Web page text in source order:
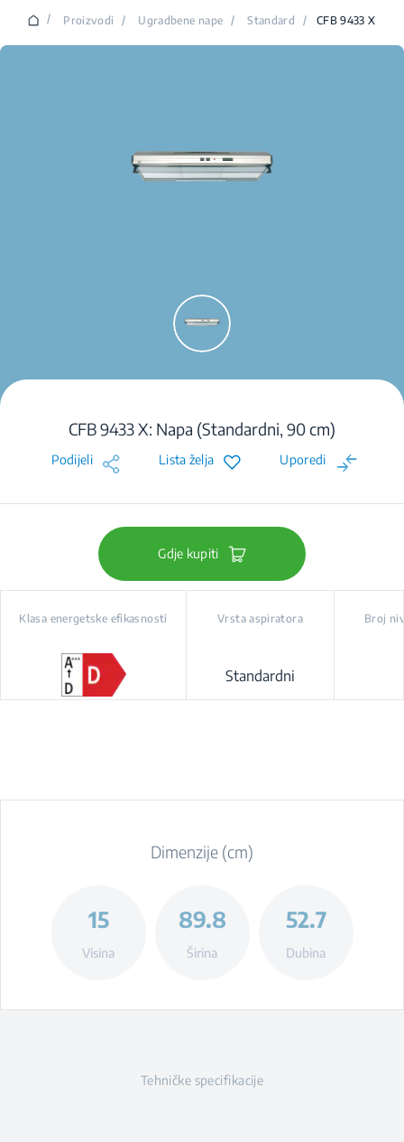
/ Proizvodi / Ugradbene nape / Standard / CFB 9433 X
CFB 9433 X: Napa (Standardni, 90 cm)
Podijeli Lista želja Uporedi
Gdje kupiti
Klasa energetske efikasnosti Vrsta aspiratora
Standardni
Broj
Dimenzije (cm)
15
Visina
89.8
Širina
52.7
Dubina
Tehničke specifikacije